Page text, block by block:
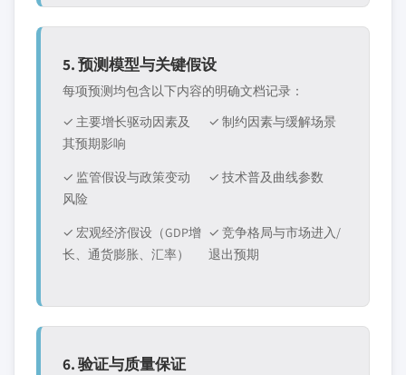
5. 预测模型与关键假设
每项预测均包含以下内容的明确文档记录：
✓ 主要增长驱动因素及
其预期影响
✓ 制约因素与缓解场景
✓ 监管假设与政策变动
风险
✓ 技术普及曲线参数
✓ 宏观经济假设（GDP增
长、通货膨胀、汇率）
✓ 竞争格局与市场进入/
退出预期
6. 验证与质量保证